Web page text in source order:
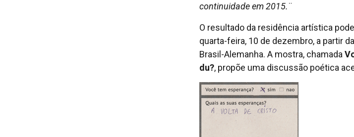
continuidade em 2015.¨
O resultado da residência artística
quarta-feira, 10 de dezembro, a partir
Brasil-Alemanha. A mostra, chamada
du?, propõe uma discussão poética